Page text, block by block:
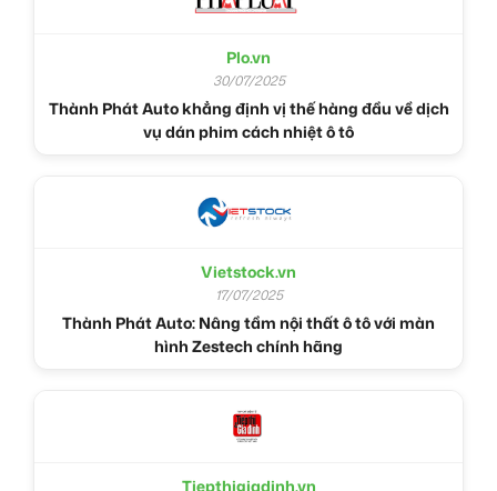
Plo.vn
30/07/2025
Thành Phát Auto khẳng định vị thế hàng đầu về dịch
vụ dán phim cách nhiệt ô tô
Vietstock.vn
17/07/2025
Thành Phát Auto: Nâng tầm nội thất ô tô với màn
hình Zestech chính hãng
Tiepthigiadinh.vn